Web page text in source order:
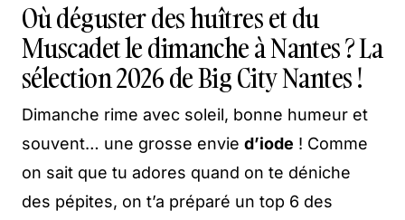
Où déguster des huîtres et du
Muscadet le dimanche à Nantes ? La
sélection 2026 de Big City Nantes !
Dimanche rime avec soleil, bonne humeur et
souvent… une grosse envie d’iode ! Comme
on sait que tu adores quand on te déniche
des pépites, on t’a préparé un top 6 des